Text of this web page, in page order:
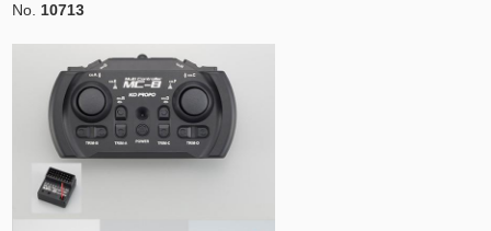
No. 10713